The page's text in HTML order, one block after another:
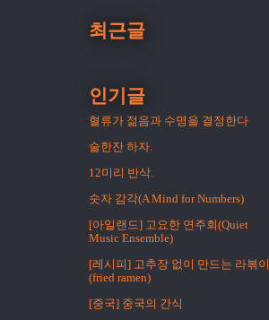
최근글
인기글
혈류가 젊음과 수명을 결정한다
술한잔 하자.
12미리 반삭.
숫자 감각(A Mind for Numbers)
[아일랜드] 고요한 연주회(Quiet
Music Ensemble)
[레시피] 고추장 없이 만드는 라볶이
(fried ramen)
[중국] 중국의 간식